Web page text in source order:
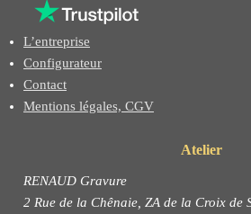
L’entreprise
Configurateur
Contact
Mentions légales, CGV
Atelier
RENAUD Gravure
2 Rue de la Chênaie, ZA de la Croix de